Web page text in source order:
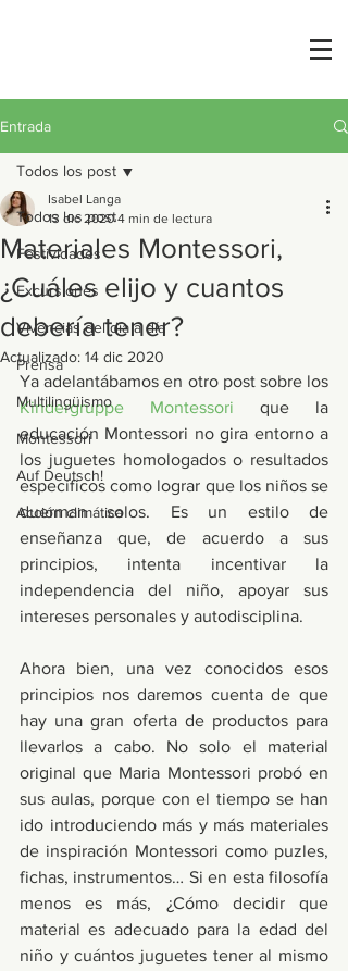
Entrada
Todos los post
Festividades
Excursiones
Vivencias del día a día
Prensa
Multilingüismo
Montessori
Auf Deutsch!
Acción climática
Todos los post
Materiales Montessori,
¿Cuáles elijo y cuantos
debería tener?
Isabel Langa
13 dic 2020 4 min de lectura
Actualizado: 14 dic 2020
Kindergruppe Montessori que la
educación Montessori no gira entorno a
los juguetes homologados o resultados
específicos como lograr que los niños se
duerman solos. Es un estilo de
enseñanza que, de acuerdo a sus
principios, intenta incentivar la
independencia del niño, apoyar sus
intereses personales y autodisciplina.
Ahora bien, una vez conocidos esos
principios nos daremos cuenta de que
hay una gran oferta de productos para
llevarlos a cabo. No solo el material
original que Maria Montessori probó en
sus aulas, porque con el tiempo se han
ido introduciendo más y más materiales
de inspiración Montessori como puzles,
fichas, instrumentos… Si en esta filosofía
menos es más, ¿Cómo decidir que
material es adecuado para la edad del
niño y cuántos juguetes tener al mismo